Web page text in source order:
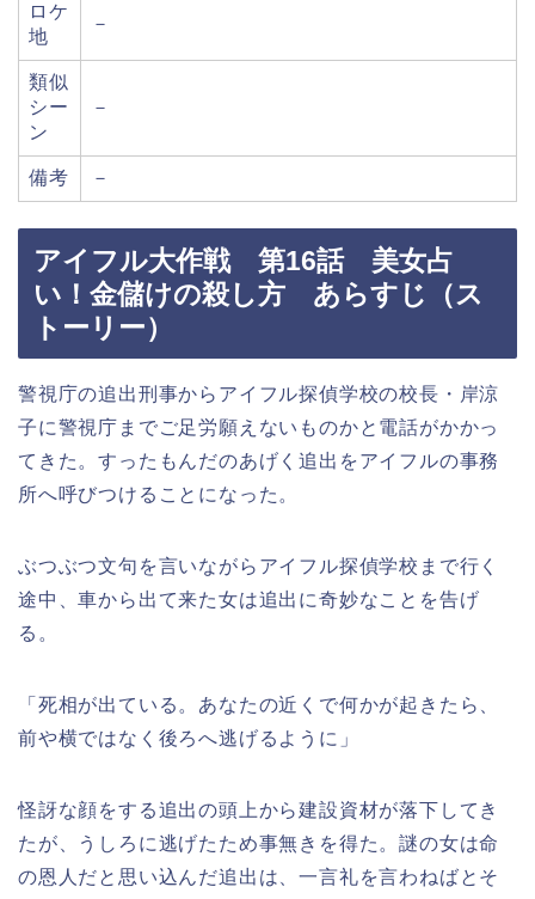
ロケ
地
－
類似
シー
ン
－
備考 －
アイフル大作戦 第16話 美女占
い！金儲けの殺し方 あらすじ（ス
トーリー）
警視庁の追出刑事からアイフル探偵学校の校長・岸涼
子に警視庁までご足労願えないものかと電話がかかっ
てきた。すったもんだのあげく追出をアイフルの事務
所へ呼びつけることになった。
ぶつぶつ文句を言いながらアイフル探偵学校まで行く
途中、車から出て来た女は追出に奇妙なことを告げ
る。
「死相が出ている。あなたの近くで何かが起きたら、
前や横ではなく後ろへ逃げるように」
怪訝な顔をする追出の頭上から建設資材が落下してき
たが、うしろに逃げたため事無きを得た。謎の女は命
の恩人だと思い込んだ追出は、一言礼を言わねばとそ